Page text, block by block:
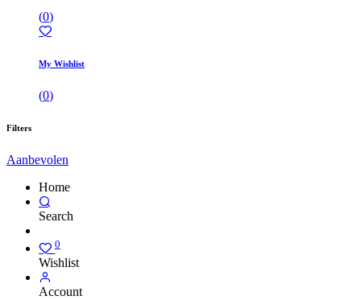
(0)
My Wishlist
(0)
Filters
Aanbevolen
Home
Search
0
Wishlist
Account